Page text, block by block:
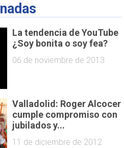
La tendencia de YouTube
¿Soy bonita o soy fea?
06 de noviembre de 2013
Valladolid: Roger Alcocer
cumple compromiso con
jubilados y...
11 de diciembre de 2012